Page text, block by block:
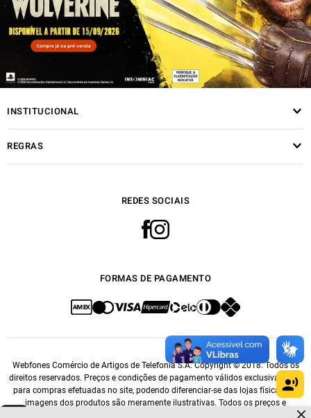
INSTITUCIONAL
REGRAS
REDES SOCIAIS
FORMAS DE PAGAMENTO
Webfones Comércio de Artigos de Telefonia S.A. Copyright © 2018. Todos os
direitos reservados. Preços e condições de pagamento válidos exclusivamente
para compras efetuadas no site, podendo diferenciar-se das lojas físicas. As
imagens dos produtos são meramente ilustrativas. Todos os preços e